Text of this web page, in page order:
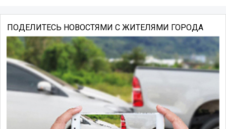
ПОДЕЛИТЕСЬ НОВОСТЯМИ С ЖИТЕЛЯМИ ГОРОДА